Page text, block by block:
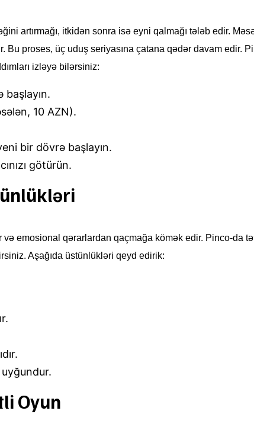
artırmağı, itkidən sonra isə eyni qalmağı tələb edir.
Bu proses, üç uduş seriyasına çatana qədər davam edir.
izləyə bilərsiniz:
10 AZN).
bir dövrə başlayın.
götürün.
emosional qərarlardan qaçmağa kömək edir. Pinco-da
Aşağıda üstünlükləri qeyd edirik:
Oyun